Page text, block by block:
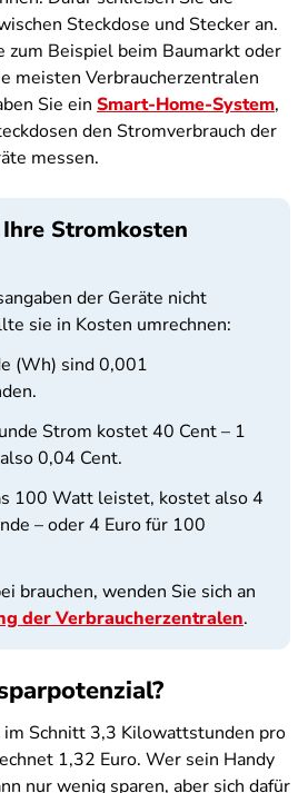
Steckdose und Stecker an.
zum Beispiel beim Baumarkt oder
meisten Verbraucherzentralen
Sie ein Smart-Home-System,
den Stromverbrauch der
messen.
Stromkosten
der Geräte nicht
sie in Kosten umrechnen:
(Wh) sind 0,001
Strom kostet 40 Cent – 1
0,04 Cent.
100 Watt leistet, kostet also 4
– oder 4 Euro für 100
brauchen, wenden Sie sich an
der Verbraucherzentralen.
im Schnitt 3,3 Kilowattstunden pro
1,32 Euro. Wer sein Handy
nur wenig sparen, aber sich dafür